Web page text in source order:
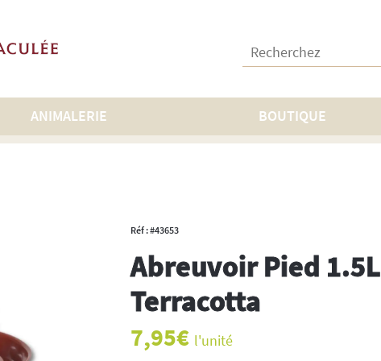
Recherchez :
ANIMALERIE BOUTIQUE
Pied 1.5L Terracotta
Réf : #43653
Abreuvoir Pied 1.5L
Terracotta
7,95€ l'unité